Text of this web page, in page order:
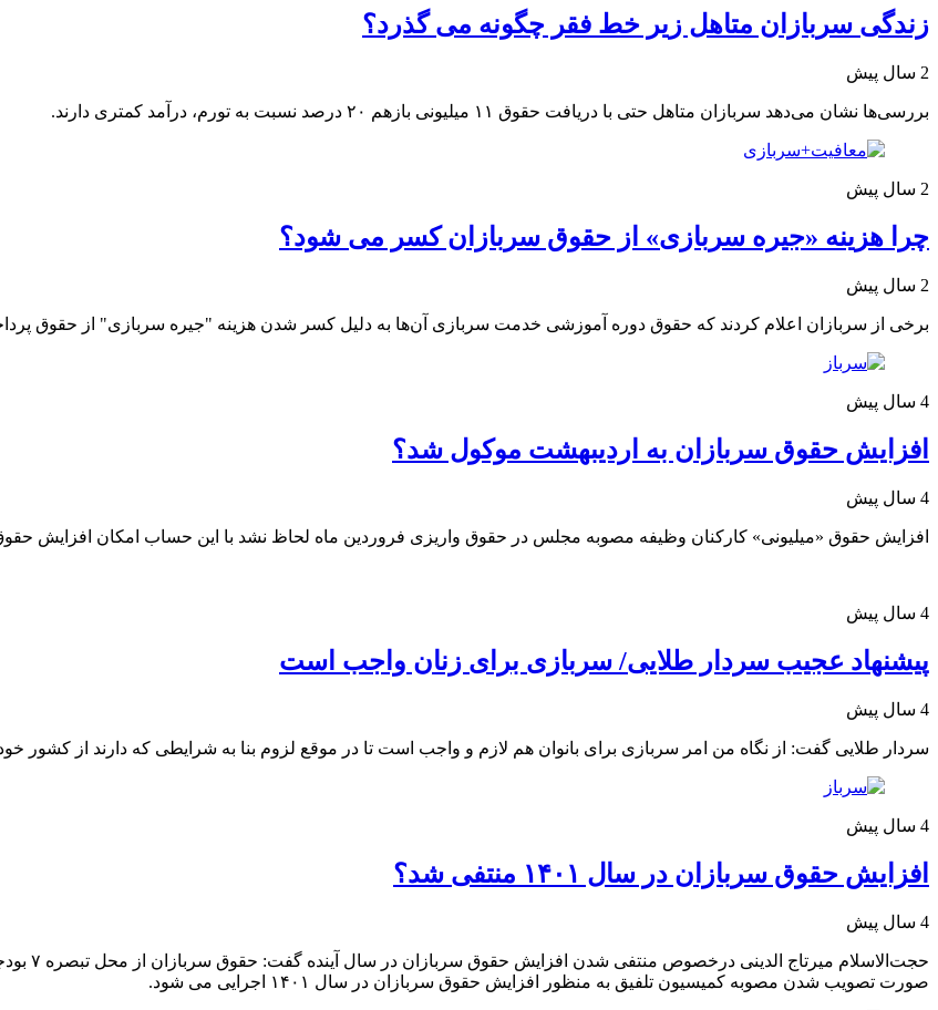
زندگی سربازان متاهل زیر خط فقر چگونه می گذرد؟
2 سال پیش
بررسی‌ها نشان می‌دهد سربازان متاهل حتی با دریافت حقوق ۱۱ میلیونی بازهم ۲۰ درصد نسبت به تورم، درآمد کمتری دارند.
2 سال پیش
چرا هزینه «جیره سربازی» از حقوق سربازان کسر می شود؟
2 سال پیش
برخی از سربازان اعلام کردند که حقوق دوره آموزشی خدمت سربازی آن‌ها به دلیل کسر شدن هزینه "جیره سربازی" از حقوق
4 سال پیش
افزایش حقوق سربازان به اردیبهشت موکول شد؟
4 سال پیش
افزایش حقوق «میلیونی» کارکنان وظیفه مصوبه مجلس در حقوق واریزی فروردین ماه لحاظ نشد با این حساب امکان افزایش
4 سال پیش
پیشنهاد عجیب سردار طلایی/ سربازی برای زنان واجب است
4 سال پیش
سردار طلایی گفت: از نگاه من امر سربازی برای بانوان هم لازم و واجب است تا در موقع لزوم بنا به شرایطی که دارند از کشور خود
4 سال پیش
افزایش حقوق سربازان در سال ۱۴۰۱ منتفی شد؟
4 سال پیش
صورت تصویب شدن مصوبه کمیسیون تلفیق به منظور افزایش حقوق سربازان در سال ۱۴۰۱ اجرایی می شود.